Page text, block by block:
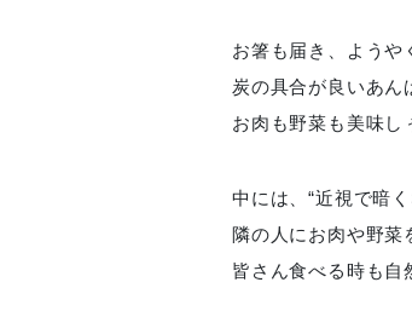
お箸も届き、ようや
炭の具合が良いあん
お肉も野菜も美味し
中には、“近視で暗
隣の人にお肉や野菜
皆さん食べる時も自